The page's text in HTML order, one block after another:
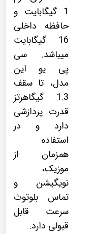
1 گیگابایت و
حافظه داخلی
16 گیگابایت
میباشد. سی
پی یو این
مدل، تا سقف
1.3 گیگاهرتز
قدرت پردازشی
دارد و در
استفاده
همزمان از
موزیک،
نویگیشن و
تماس بلوتوث
سرعت قابل
قبولی دارد.